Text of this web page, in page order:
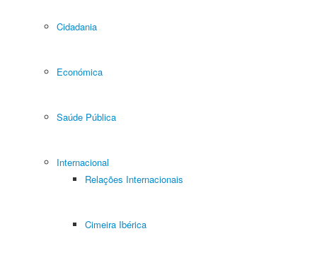
Cidadania
Económica
Saúde Pública
Internacional
Relações Internacionais
Cimeira Ibérica